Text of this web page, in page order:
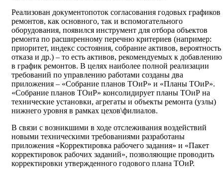
Реализован документопоток согласования годовых графиков
ремонтов, как основного, так и вспомогательного
оборудования, появился инструмент для отбора объектов
ремонта по расширенному перечню критериев (например:
приоритет, индекс состояния, собрание активов, вероятность
отказа и др.) – то есть активов, рекомендуемых к добавлению
в график ремонтов. В целях наиболее полной реализации
требований по управлению работами созданы два
приложения – «Собрание планов ТОиР» и «Планы ТОиР».
«Собрание планов ТОиР» консолидирует планы ТОиР на
технические установки, агрегаты и объекты ремонта (узлы)
нижнего уровня в рамках цехов\филиалов.
В связи с возникшими в ходе отслеживания воздействий
новыми техническими требованиями разработаны
приложения «Корректировка рабочего задания» и «Пакет
корректировок рабочих заданий», позволяющие проводить
корректировки утвержденного годового плана ТОиР.